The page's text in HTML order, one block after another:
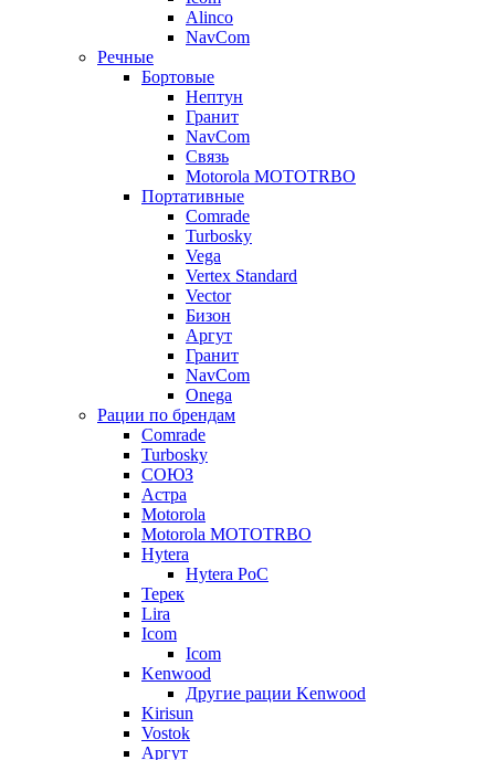
Alinco
NavCom
Речные
Бортовые
Нептун
Гранит
NavCom
Связь
Motorola MOTOTRBO
Портативные
Comrade
Turbosky
Vega
Vertex Standard
Vector
Бизон
Аргут
Гранит
NavCom
Onega
Рации по брендам
Comrade
Turbosky
СОЮЗ
Астра
Motorola
Motorola MOTOTRBO
Hytera
Hytera PoC
Терек
Lira
Icom
Icom
Kenwood
Другие рации Kenwood
Kirisun
Vostok
Аргут